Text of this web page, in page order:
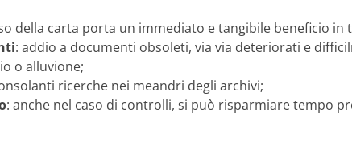
della carta porta un immediato e tangibile beneficio in
: addio a documenti obsoleti, via via deteriorati e
o alluvione;
ricerche nei meandri degli archivi;
: anche nel caso di controlli, si può risparmiare tempo